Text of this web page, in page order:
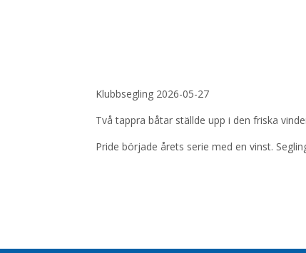
Klubbsegling 2026-05-27
Två tappra båtar ställde upp i den friska
Pride började årets serie med en vinst.